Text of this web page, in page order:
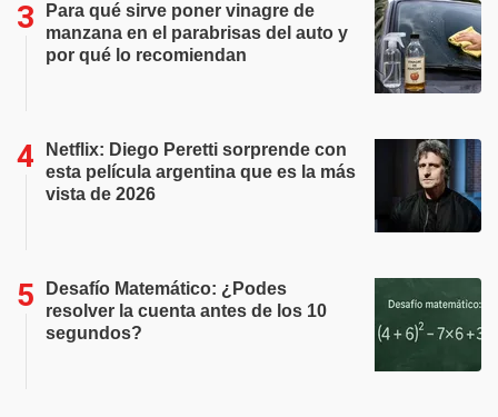
Para qué sirve poner vinagre de
manzana en el parabrisas del auto y
por qué lo recomiendan
Netflix: Diego Peretti sorprende con
esta película argentina que es la más
vista de 2026
Desafío Matemático: ¿Podes
resolver la cuenta antes de los 10
segundos?